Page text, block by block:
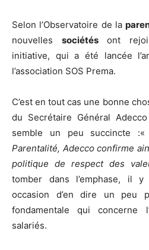
Selon l’Observatoire de la
nouvelles sociétésont
initiative, qui a été lancée
l’association SOS Prema.
C’est en tout cas une bonne
du Secrétaire Général
semble un peu succincte :«
Parentalité, Adecco confirme
politique de respect des
tomber dans l’emphase, il
occasion d’en dire un peu
fondamentale qui concerne
salariés.